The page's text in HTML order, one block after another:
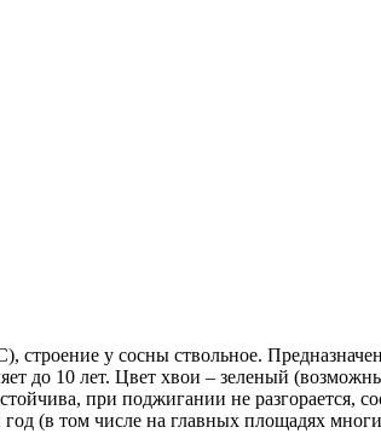
у сосны ствольное.
до 10 лет. Цвет хвои – зеленый
при поджигании не разгорается,
(в том числе на главных площадях